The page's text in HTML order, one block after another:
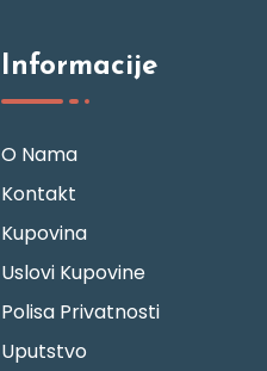
Informacije
O Nama
Kontakt
Kupovina
Uslovi Kupovine
Polisa Privatnosti
Uputstvo